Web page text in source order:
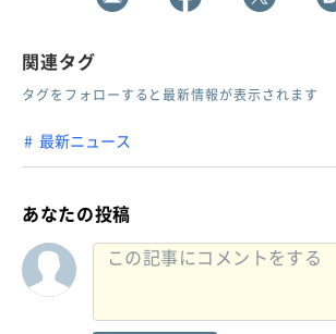
関連タグ
タグをフォローすると最新情報が表示されます
最新ニュース
あなたの投稿